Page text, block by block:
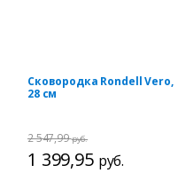
Сковородка Rondell Vero,
28 см
1 399,95 руб.
2 547,99руб.